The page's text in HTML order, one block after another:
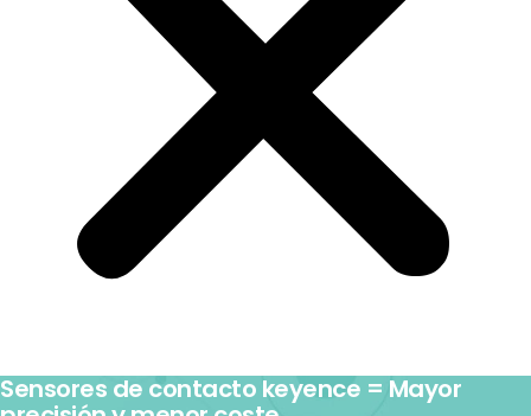
Sensores de contacto keyence = Mayor